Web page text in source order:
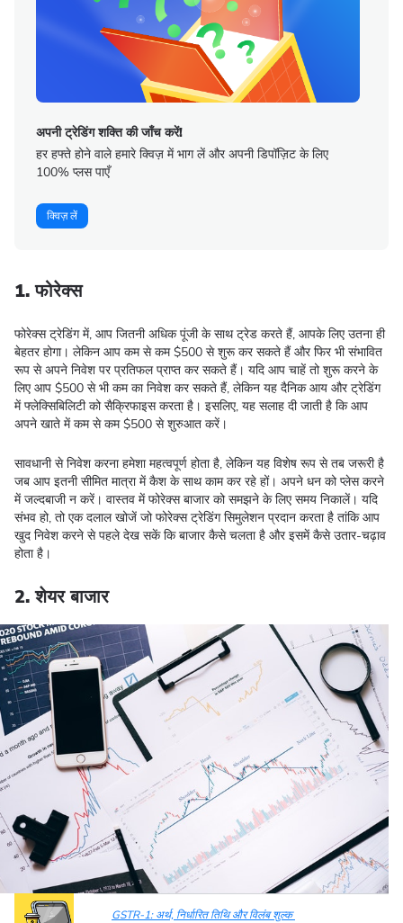
अपनी ट्रेडिंग शक्ति की जाँच करें!
हर हफ्ते होने वाले हमारे क्विज़ में भाग लें और अपनी डिपॉज़िट के लिए
100% प्लस पाएँ
क्विज़ लें
1. फोरेक्स
फोरेक्स ट्रेडिंग में, आप जितनी अधिक पूंजी के साथ ट्रेड करते हैं, आपके लिए उतना ही
बेहतर होगा। लेकिन आप कम से कम $500 से शुरू कर सकते हैं और फिर भी संभावित
रूप से अपने निवेश पर प्रतिफल प्राप्त कर सकते हैं। यदि आप चाहें तो शुरू करने के
लिए आप $500 से भी कम का निवेश कर सकते हैं, लेकिन यह दैनिक आय और ट्रेडिंग
में फ्लेक्सिबिलिटी को सैक्रिफाइस करता है। इसलिए, यह सलाह दी जाती है कि आप
अपने खाते में कम से कम $500 से शुरुआत करें।
सावधानी से निवेश करना हमेशा महत्वपूर्ण होता है, लेकिन यह विशेष रूप से तब जरूरी है
जब आप इतनी सीमित मात्रा में कैश के साथ काम कर रहे हों। अपने धन को प्लेस करने
में जल्दबाजी न करें। वास्तव में फोरेक्स बाजार को समझने के लिए समय निकालें। यदि
संभव हो, तो एक दलाल खोजें जो फोरेक्स ट्रेडिंग सिमुलेशन प्रदान करता है तांकि आप
खुद निवेश करने से पहले देख सकें कि बाजार कैसे चलता है और इसमें कैसे उतार-चढ़ाव
होता है।
2. शेयर बाजार
GSTR-1: अर्थ, निर्धारित तिथि और विलंब शुल्क